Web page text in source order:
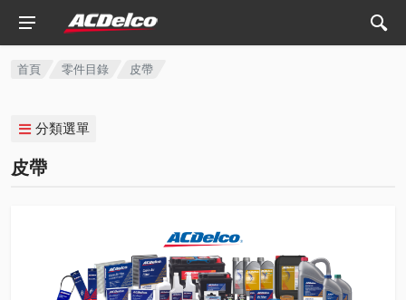
首頁 零件目錄 皮帶
分類選單
皮帶